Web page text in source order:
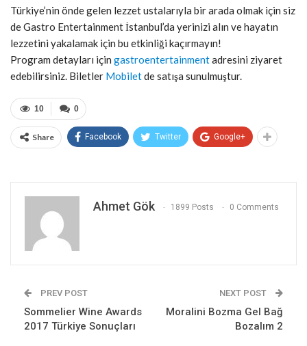
Türkiye’nin önde gelen lezzet ustalarıyla bir arada olmak için siz
de Gastro Entertainment İstanbul’da yerinizi alın ve hayatın
lezzetini yakalamak için bu etkinliği kaçırmayın!
Program detayları için gastroentertainmentadresini ziyaret
edebilirsiniz. Biletler Mobiletde satışa sunulmuştur.
0
10
Share Facebook Twitter Google+
Ahmet Gök 1899 Posts 0 Comments
PREV POST
Sommelier Wine Awards
2017 Türkiye Sonuçları
NEXT POST
Moralini Bozma Gel Bağ
Bozalım 2